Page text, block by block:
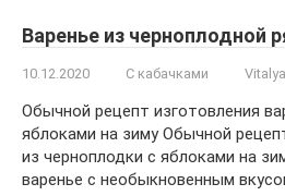
Варенье из черноплодной
10.12.2020 С кабачками Vitalya
Обычной рецепт изготовления
яблоками на зиму Обычной
из черноплодки с яблоками на
варенье c необыкновенным